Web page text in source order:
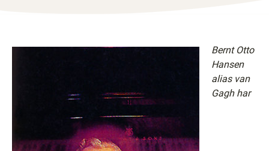
Bernt Otto
Hansen
alias van
Gagh har